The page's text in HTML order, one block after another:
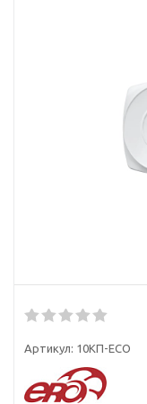
Артикул: 10КП-ECO